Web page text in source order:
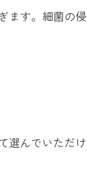
ます。細菌の侵
選んでいただけ